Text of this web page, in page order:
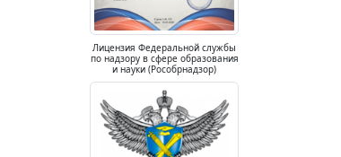
Лицензия Федеральной службы
по надзору в сфере образования
и науки (Рособрнадзор)